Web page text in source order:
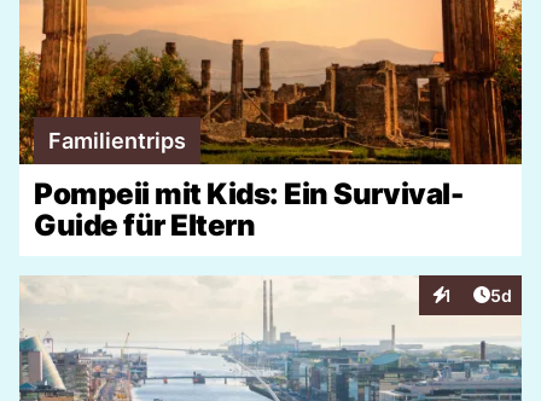
Familientrips
Pompeii mit Kids: Ein Survival-
Guide für Eltern
1
Interaktionen
5d